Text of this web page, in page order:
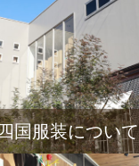
国服装について